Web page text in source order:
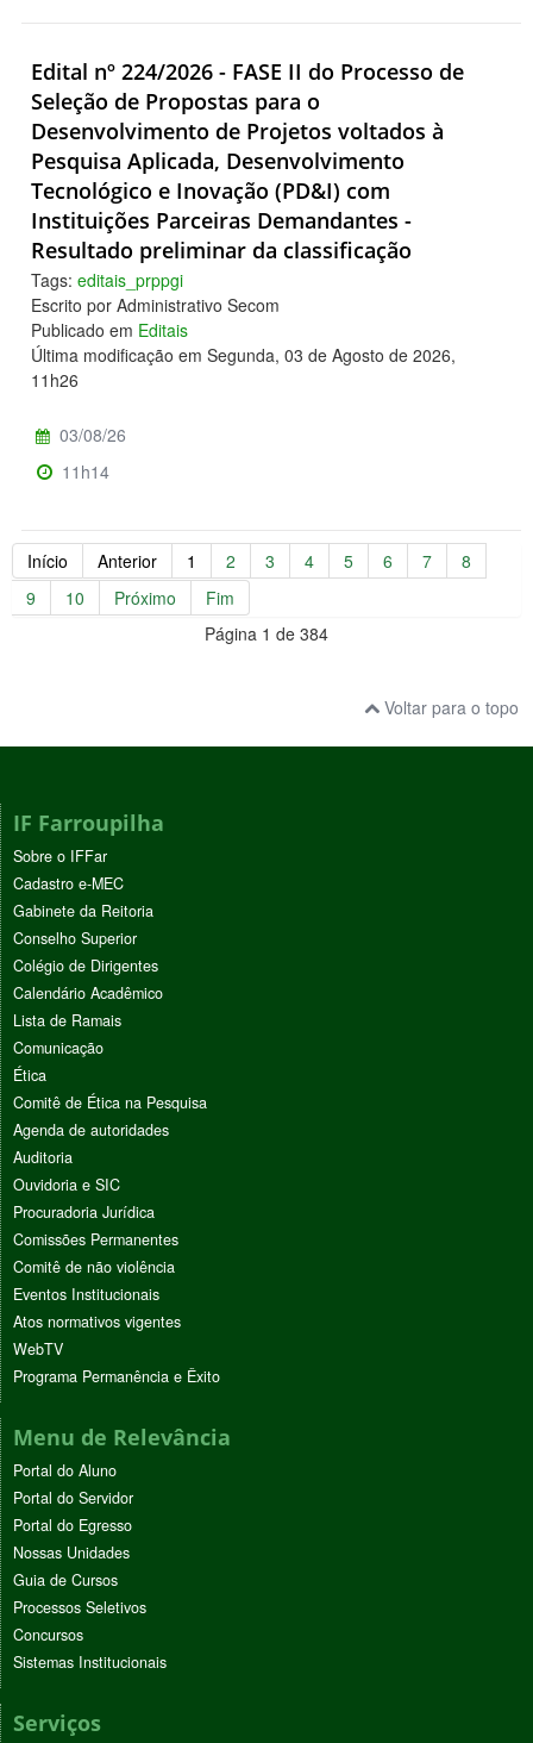
Edital nº 224/2026 - FASE II do Processo de
Seleção de Propostas para o
Desenvolvimento de Projetos voltados à
Pesquisa Aplicada, Desenvolvimento
Tecnológico e Inovação (PD&I) com
Instituições Parceiras Demandantes -
Resultado preliminar da classificação
Tags: editais_prppgi
Escrito por Administrativo Secom
Publicado em Editais
Última modificação em Segunda, 03 de Agosto de 2026,
11h26
03/08/26
11h14
Início Anterior 1 2 3 4 5 6 7
8
9
10 Próximo
Fim
Página 1 de 384
Voltar para o topo
IF Farroupilha
Sobre o IFFar
Cadastro e-MEC
Gabinete da Reitoria
Conselho Superior
Colégio de Dirigentes
Calendário Acadêmico
Lista de Ramais
Comunicação
Ética
Comitê de Ética na Pesquisa
Agenda de autoridades
Auditoria
Ouvidoria e SIC
Procuradoria Jurídica
Comissões Permanentes
Comitê de não violência
Eventos Institucionais
Atos normativos vigentes
WebTV
Programa Permanência e Êxito
Menu de Relevância
Portal do Aluno
Portal do Servidor
Portal do Egresso
Nossas Unidades
Guia de Cursos
Processos Seletivos
Concursos
Sistemas Institucionais
Serviços